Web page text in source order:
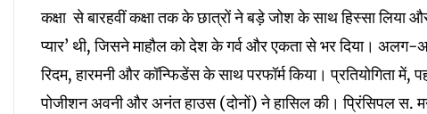
कक्षा से बारहवीं कक्षा तक के छात्रों ने बड़े जोश के साथ हिस्सा लिया
प्यार’ थी, जिसने माहौल को देश के गर्व और एकता से भर दिया।
रिदम, हारमनी और कॉन्फिडेंस के साथ परफॉर्म किया। प्रतियोगिता
पोजीशन अवनी और अनंत हाउस (दोनों) ने हासिल की। प्रिंसिपल स.